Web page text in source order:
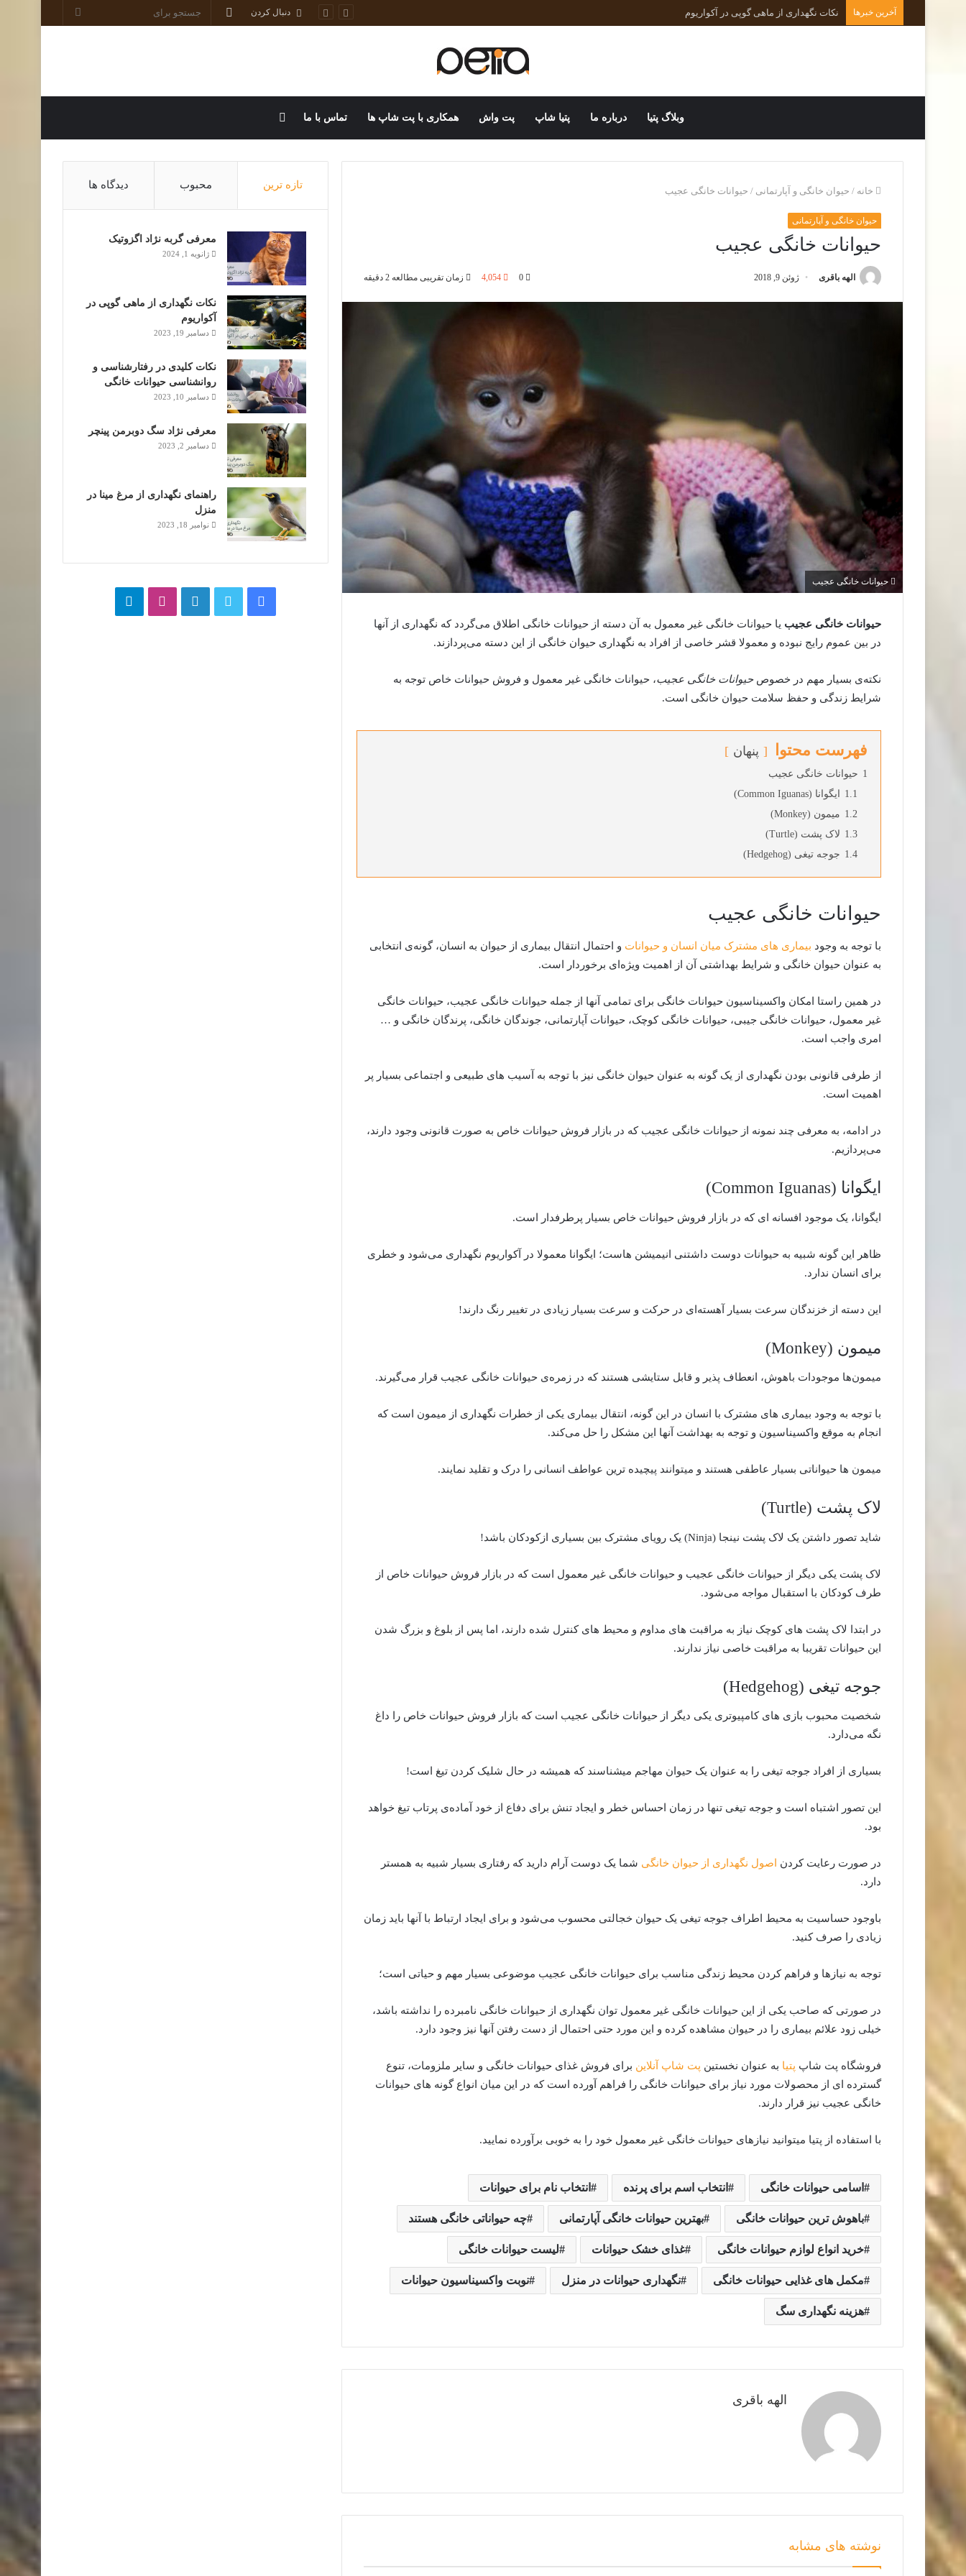
آخرین خبرها نکات کلیدی در رفتارشناسی و روانشناسی حیوانات خانگی دنبال کردن
وبلاگ پتیا درباره ما پتیا شاپ پت واش همکاری با پت شاپ ها تماس با ما
خانه / حیوان خانگی و آپارتمانی / حیوانات خانگی عجیب
حیوان خانگی و آپارتمانی
حیوانات خانگی عجیب
الهه باقری ژوئن 9, 2018 0
4,054 زمان تقریبی مطالعه 2 دقیقه
حیوانات خانگی عجیب
حیوانات خانگی عجیب یا حیوانات خانگی غیر معمول به آن دسته از حیوانات خانگی اطلاق می‌گردد که نگهداری از آنها
در بین عموم رایج نبوده و معمولا قشر خاصی از افراد به نگهداری حیوان خانگی از این دسته می‌پردازند.
نکته‌ی بسیار مهم در خصوصحیوانات خانگی عجیب، حیوانات خانگی غیر معمول و فروش حیوانات خاص توجه به
شرایط زندگی و حفظ سلامت حیوان خانگی است.
فهرست محتوا پنهان
1 حیوانات خانگی عجیب
1.1
ایگوانا (Common Iguanas)
1.2 میمون (Monkey)
1.3 لاک پشت (Turtle)
1.4 جوجه تیغی (Hedgehog)
حیوانات خانگی عجیب
با توجه به وجود بیماری های مشترک میان انسان و حیوانات و احتمال انتقال بیماری از حیوان به انسان، گونه‌ی انتخابی
به عنوان حیوان خانگی و شرایط بهداشتی آن از اهمیت ویژه‌ای برخوردار است.
در همین راستا امکان واکسیناسیون حیوانات خانگی برای تمامی آنها از جمله حیوانات خانگی عجیب، حیوانات خانگی
غیر معمول، حیوانات خانگی جیبی، حیوانات خانگی کوچک، حیوانات آپارتمانی، جوندگان خانگی، پرندگان خانگی و …
امری واجب است.
از طرفی قانونی بودن نگهداری از یک گونه به عنوان حیوان خانگی نیز با توجه به آسیب های طبیعی و اجتماعی بسیار پر
اهمیت است.
در ادامه، به معرفی چند نمونه از حیوانات خانگی عجیب که در بازار فروش حیوانات خاص به صورت قانونی وجود دارند،
می‌پردازیم.
ایگوانا (Common Iguanas)
ایگوانا، یک موجود افسانه ای که در بازار فروش حیوانات خاص بسیار پرطرفدار است.
ظاهر این گونه شبیه به حیوانات دوست داشتنی انیمیشن هاست؛ ایگوانا معمولا در آکواریوم نگهداری می‌شود و خطری
برای انسان ندارد.
این دسته از خزندگان سرعت بسیار آهسته‌ای در حرکت و سرعت بسیار زیادی در تغییر رنگ دارند!
میمون (Monkey)
میمون‌ها موجودات باهوش، انعطاف پذیر و قابل ستایشی هستند که در زمره‌ی حیوانات خانگی عجیب قرار می‌گیرند.
با توجه به وجود بیماری ‌های مشترک با انسان در این گونه، انتقال بیماری یکی از خطرات نگهداری از میمون است که
انجام به موقع واکسیناسیون و توجه به بهداشت آنها این مشکل را حل می‌کند.
میمون ‌ها حیواناتی بسیار عاطفی هستند و میتوانند پیچیده ترین عواطف انسانی را درک و تقلید نمایند.
لاک پشت (Turtle)
شاید تصور داشتن یک لاک پشت نینجا (Ninja) یک رویای مشترک بین بسیاری ازکودکان باشد!
لاک پشت یکی دیگر از حیوانات خانگی عجیب و حیوانات خانگی غیر معمول است که در بازار فروش حیوانات خاص از
طرف کودکان با استقبال مواجه می‌شود.
در ابتدا لاک پشت‌ های کوچک نیاز به مراقبت های مداوم و محیط های کنترل شده دارند، اما پس از بلوغ و بزرگ شدن
این حیوانات تقریبا به مراقبت خاصی نیاز ندارند.
جوجه تیغی (Hedgehog)
شخصیت محبوب بازی های کامپیوتری یکی دیگر از حیوانات خانگی عجیب است که بازار فروش حیوانات خاص را داغ
نگه می‌دارد.
بسیاری از افراد جوجه تیغی را به عنوان یک حیوان مهاجم میشناسند که همیشه در حال شلیک کردن تیغ است!
این تصور اشتباه است و جوجه تیغی تنها در زمان احساس خطر و ایجاد تنش برای دفاع از خود آماده‌ی پرتاب تیغ خواهد
بود.
در صورت رعایت کردن اصول نگهداری از حیوان خانگی شما یک دوست آرام دارید که رفتاری بسیار شبیه به همستر
دارد.
باوجود حساسیت به محیط اطراف جوجه تیغی یک حیوان خجالتی محسوب می‌شود و برای ایجاد ارتباط با آنها باید زمان
زیادی را صرف کنید.
توجه به نیازها و فراهم کردن محیط زندگی مناسب برای حیوانات خانگی عجیب موضوعی بسیار مهم و حیاتی است؛
در صورتی که صاحب یکی از این حیوانات خانگی غیر معمول توان نگهداری از حیوانات خانگی نامبرده را نداشته باشد،
خیلی زود علائم بیماری را در حیوان مشاهده کرده و این مورد حتی احتمال از دست رفتن آنها نیز وجود دارد.
فروشگاه پت شاپ پتیا به عنوان نخستین پت شاپ آنلاین برای فروش غذای حیوانات خانگی و سایر ملزومات، تنوع
گسترده ای از محصولات مورد نیاز برای حیوانات خانگی را فراهم آورده است که در این میان انواع گونه ‌های حیوانات
خانگی عجیب نیز قرار دارند.
با استفاده از پتیا میتوانید نیازهای حیوانات خانگی غیر معمول خود را به خوبی برآورده نمایید.
اسامی حیوانات خانگی انتخاب اسم برای پرنده انتخاب نام برای حیوانات
باهوش ترین حیوانات خانگی بهترین حیوانات خانگی آپارتمانی چه حیواناتی خانگی هستند
خرید انواع لوازم حیوانات خانگی غذای خشک حیوانات لیست حیوانات خانگی
مکمل های غذایی حیوانات خانگی نگهداری حیوانات در منزل نوبت واکسیناسیون حیوانات
هزینه نگهداری سگ
الهه باقری
نوشته های مشابه
تازه ترین محبوب دیدگاه ها
معرفی گربه نژاد اگزوتیک
ژانویه 1, 2024
نکات نگهداری از ماهی گوپی در
آکواریوم
دسامبر 19, 2023
نکات کلیدی در رفتارشناسی و
روانشناسی حیوانات خانگی
دسامبر 10, 2023
معرفی نژاد سگ دوبرمن پینچر
دسامبر 2, 2023
راهنمای نگهداری از مرغ مینا در
منزل
نوامبر 18, 2023
فیسبوکتوییتر لینکدایناینستاگرامتلگرام